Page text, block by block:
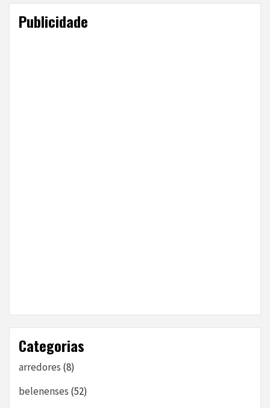
Publicidade
Categorias
arredores (8)
belenenses (52)